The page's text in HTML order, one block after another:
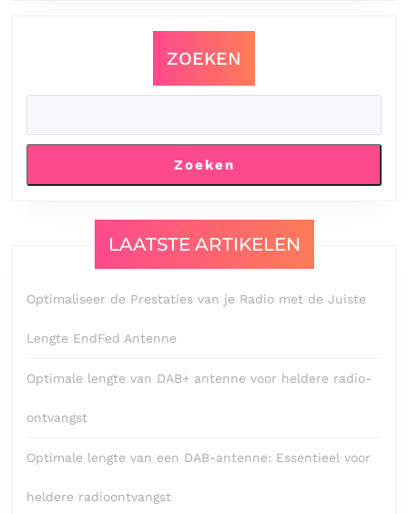
ZOEKEN
Zoeken
LAATSTE ARTIKELEN
Optimaliseer de Prestaties van je Radio met de Juiste
Lengte EndFed Antenne
Optimale lengte van DAB+ antenne voor heldere radio-
ontvangst
Optimale lengte van een DAB-antenne: Essentieel voor
heldere radioontvangst